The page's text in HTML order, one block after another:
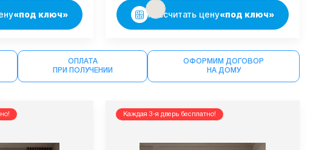
«под ключ» Рассчитать цену«под ключ»
ОПЛАТА
ПРИ ПОЛУЧЕНИИ
ОФОРМИМ ДОГОВОР
НА ДОМУ
Каждая 3-я дверь бесплатно!